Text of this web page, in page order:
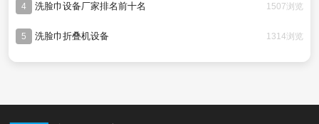
4 洗脸巾设备厂家排名前十名 1507浏览
5 洗脸巾折叠机设备 1314浏览